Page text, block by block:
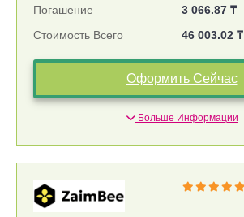
Погашение
3 066.87 ₸
Стоимость Всего
46 003.02 ₸
Оформить Сейчас
Больше Информации